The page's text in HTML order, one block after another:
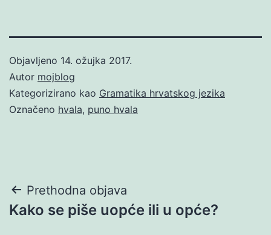
Objavljeno 14. ožujka 2017.
Autor mojblog
Kategorizirano kao Gramatika hrvatskog jezika
Označeno hvala, puno hvala
Navigacija
objava
Prethodna objava
Kako se piše uopće ili u opće?